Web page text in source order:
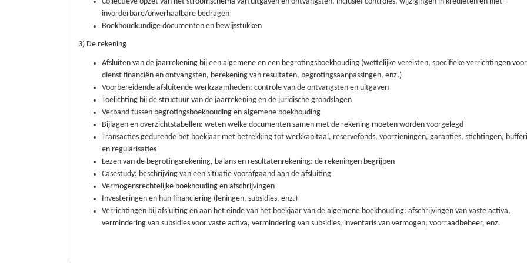
invorderbare/onverhaalbare bedragen
Boekhoudkundige documenten en bewijsstukken
3) De rekening
Afsluiten van de jaarrekening bij een algemene en een begrotingsboekhouding (wettelijke vereisten, specifieke verrichtingen
dienst financiën en ontvangsten, berekening van resultaten, begrotingsaanpassingen, enz.)
Voorbereidende afsluitende werkzaamheden: controle van de ontvangsten en uitgaven
Toelichting bij de structuur van de jaarrekening en de juridische grondslagen
Verband tussen begrotingsboekhouding en algemene boekhouding
Bijlagen en overzichtstabellen: weten welke documenten samen met de rekening moeten worden voorgelegd
Transacties gedurende het boekjaar met betrekking tot werkkapitaal, reservefonds, voorzieningen, garanties, stichtingen,
en regularisaties
Lezen van de begrotingsrekening, balans en resultatenrekening: de rekeningen begrijpen
Casestudy: beschrijving van een situatie voorafgaand aan de afsluiting
Vermogensrechtelijke boekhouding en afschrijvingen
Investeringen en hun financiering (leningen, subsidies, enz.)
Verrichtingen bij afsluiting en aan het einde van het boekjaar van de algemene boekhouding: afschrijvingen van vaste activa,
vermindering van subsidies voor vaste activa, vermindering van subsidies, inventaris van vermogen, voorraadbeheer, enz.